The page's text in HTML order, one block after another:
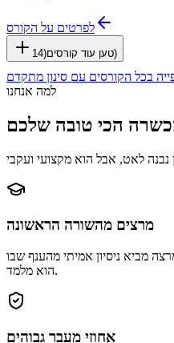
לפרטים על הקורס
טען עוד קורסים(
14 )
בכל הקורסים עם סינון מתקדם
למה אנחנו
הכי טובה שלכם
מרצים מהשורה הראשונה
מביא ניסיון אמיתי מהענף שבו
הוא מלמד.
אחוזי מעבר גבוהים